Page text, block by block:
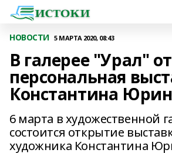
НОВОСТИ 5 МАРТА 2020, 08:43
В галерее "Урал"
персональная
Константина
6 марта в художественной
состоится открытие
художника Константина